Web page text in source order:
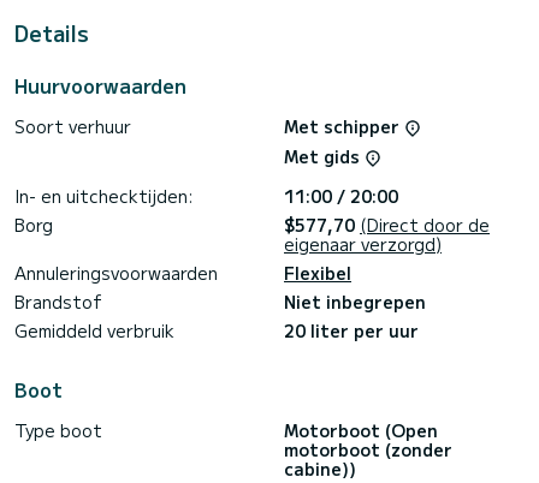
- Mogelijkheid om uw eigen jetski mee te nemen om alleen de
romp te huren, onder toezicht van de schipper.
Activiteiten:
Snorkelen en duiken in nabijgelegen baaien.
Tarieven:
HOOGSEIZOEN (juli-september)
2 uur - €340
*Lage seizoen, kortingen mogelijk na voorafgaand overleg*
Openingstijden:
2 uur - Tussen 11:00 en 20:00 uur.
4 uur - Tussen 11:00 en 15:00 uur of van 15:00 tot 19:00
Details
Huurvoorwaarden
Soort verhuur
Met schipper
Met gids
In- en uitchecktijden:
11:00 / 20:00
Borg
$577,70 (Direct door de
eigenaar verzorgd)
Annuleringsvoorwaarden
Flexibel
Brandstof
Niet inbegrepen
Gemiddeld verbruik
20 liter per uur
Boot
Type boot
Motorboot (Open
motorboot (zonder
cabine))